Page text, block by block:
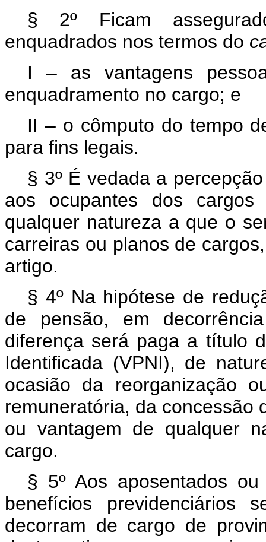
§ 2º Ficam
enquadrados nos termos do
I – as vantagens
enquadramento no cargo; e
II – o cômputo do tempo
para fins legais.
§ 3º É vedada a
aos ocupantes dos
qualquer natureza a que o
carreiras ou planos de
artigo.
§ 4º Na hipótese de
de pensão, em
diferença será paga a título
Identificada (VPNI), de
ocasião da reorganização
remuneratória, da concessão
ou vantagem de qualquer
cargo.
§ 5º Aos aposentados
benefícios previdenciários
decorram de cargo de